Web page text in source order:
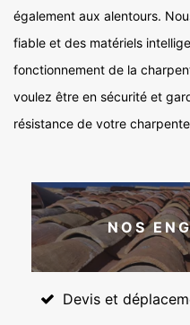
également aux alentours.
fiable et des matériels
fonctionnement de la
voulez être en sécurité et
résistance de votre
NOS
Devis et